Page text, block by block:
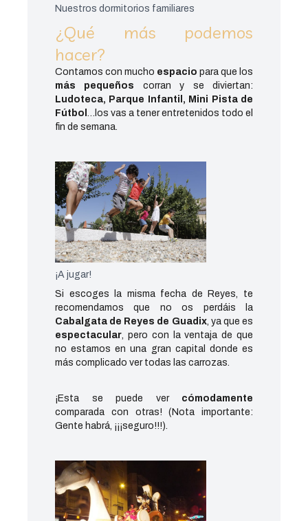
Nuestros dormitorios familiares
¿Qué más podemos
hacer?
Contamos con mucho espacio para que los
más pequeños corran y se diviertan:
Ludoteca, Parque Infantil, Mini Pista de
Fútbol …los vas a tener entretenidos todo el
fin de semana.
¡A jugar!
Si escoges la misma fecha de Reyes, te
recomendamos que no os perdáis la
Cabalgata de Reyes de Guadix, ya que es
espectacular , pero con la ventaja de que
no estamos en una gran capital donde es
más complicado ver todas las carrozas.
¡Esta se puede ver cómodamente
comparada con otras! (Nota importante:
Gente habrá, ¡¡¡seguro!!!).